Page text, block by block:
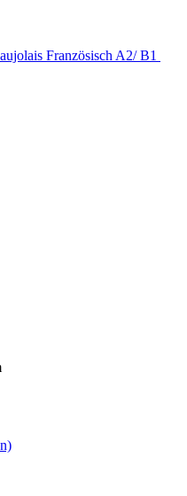
Französisch A2/ B1